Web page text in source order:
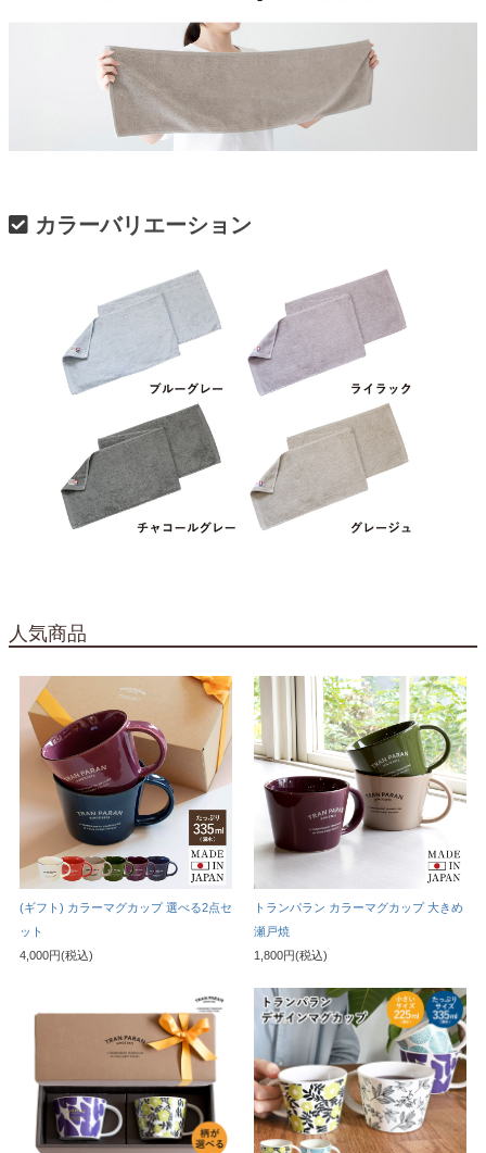
カラーバリエーション
人気商品
(ギフト) カラーマグカップ 選べる2点セ
ット
4,000円(税込)
トランパラン カラーマグカップ 大きめ
瀬戸焼
1,800円(税込)